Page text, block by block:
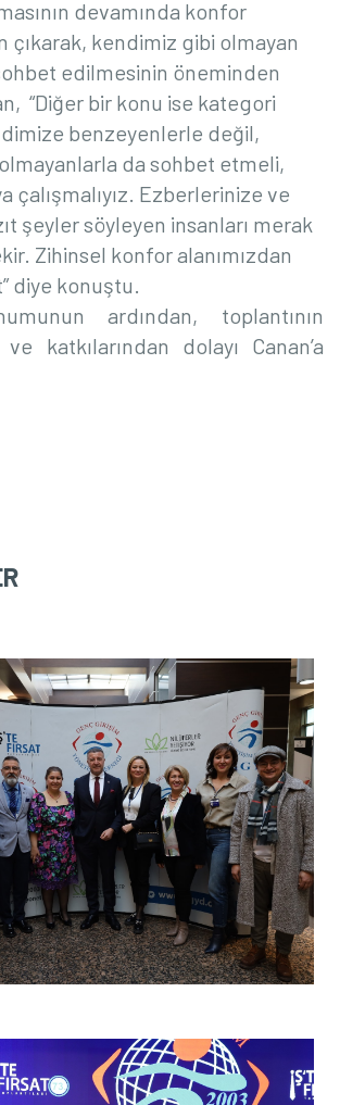
devamında konfor
çıkarak, kendimiz gibi olmayan
edilmesinin öneminden
“Diğer bir konu ise kategori
benzeyenlerle değil,
da sohbet etmeli,
çalışmalıyız. Ezberlerinize ve
şeyler söyleyen insanları merak
Zihinsel konfor alanımızdan
diye konuştu.
ardından, toplantının
katkılarından dolayı Canan’a